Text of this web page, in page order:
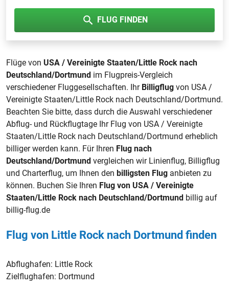
FLUG FINDEN
Flüge von USA / Vereinigte Staaten/Little Rock nach
Deutschland/Dortmund im Flugpreis-Vergleich
verschiedener Fluggesellschaften. Ihr Billigflug von USA /
Vereinigte Staaten/Little Rock nach Deutschland/Dortmund.
Beachten Sie bitte, dass durch die Auswahl verschiedener
Abflug- und Rückflugtage Ihr Flug von USA / Vereinigte
Staaten/Little Rock nach Deutschland/Dortmund erheblich
billiger werden kann. Für Ihren Flug nach
Deutschland/Dortmund vergleichen wir Linienflug, Billigflug
und Charterflug, um Ihnen den billigsten Flug anbieten zu
können. Buchen Sie Ihren Flug von USA / Vereinigte
Staaten/Little Rock nach Deutschland/Dortmund billig auf
billig-flug.de
Flug von Little Rock nach Dortmund finden
Abflughafen: Little Rock
Zielflughafen: Dortmund